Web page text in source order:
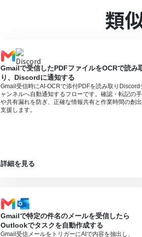
ブラウザを操作するオペレーションはサ
るフローボットのオペレーションはエラ
サクセスプランなどの有料プランは、2
ブラウザを操作するオペレーションの設定
https://intercom.help/yoom/ja/articles/
類
Gmailで受信したPDFファイルをOCRで読み
り、Discordに通知する
Gmail受信時にAI-OCRで添付PDFを読み取りDiscord
ャンネルへ自動通知するフローです。確認・転記の
や共有漏れを防ぎ、正確な情報共有と作業時間の創
支援します。
詳細を見る
Gmailで特定の件名のメールを受信したら
Outlookでタスクを自動作成する
Gmail受信メールをトリガーにAIで内容を抽出し、